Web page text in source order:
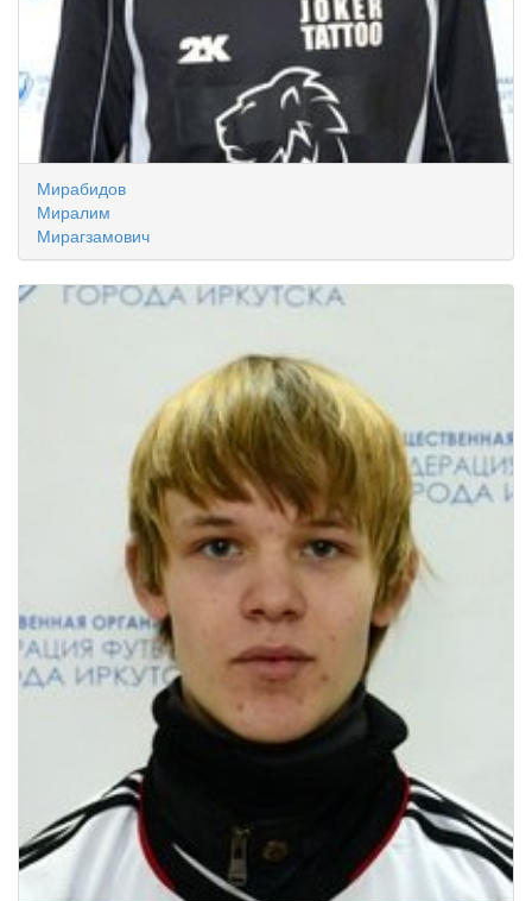
Мирабидов
Миралим
Мирагзамович